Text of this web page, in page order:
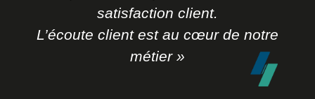
satisfaction client.
L’écoute client est au cœur de notre
métier »